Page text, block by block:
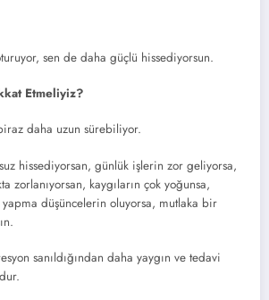
sen de daha güçlü hissediyorsun.
Etmeliyiz?
daha uzun sürebiliyor.
hissediyorsan, günlük işlerin zor geliyorsa,
zorlanıyorsan, kaygıların çok yoğunsa,
düşüncelerin oluyorsa, mutlaka bir
sanıldığından daha yaygın ve tedavi